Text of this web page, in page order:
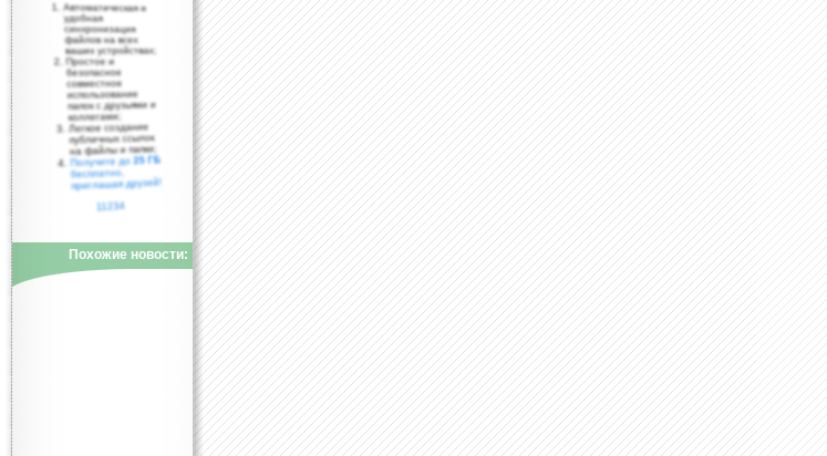
Автоматическая и
удобная
синхронизация
файлов на всех
ваших устройствах;
Простое и
безопасное
совместное
использование
папок с друзьями и
коллегами;
Легкое создание
публичных ссылок
на файлы и папки;
Получите до25 ГБ
бесплатно,
приглашая друзей!
11234
Похожие новости: